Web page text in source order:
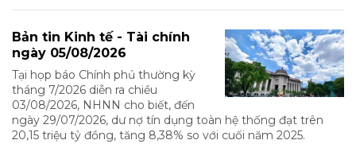
Bản tin Kinh tế - Tài chính
ngày 05/08/2026
Tại họp báo Chính phủ thường kỳ
tháng 7/2026 diễn ra chiều
03/08/2026, NHNN cho biết, đến
ngày 29/07/2026, dư nợ tín dụng toàn hệ thống đạt trên
20,15 triệu tỷ đồng, tăng 8,38% so với cuối năm 2025.